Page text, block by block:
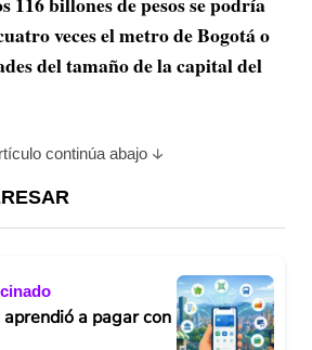
veces el metro de Bogotá o
del tamaño de la capital del
continúa abajo
a pagar con